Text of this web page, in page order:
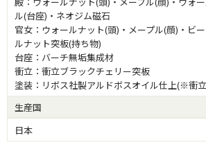
ル(台座)・ネオジム磁石
官女：ウォールナット(頭)・メープル(顔)・ビ
ルナット突板(持ち物)
台座：バーチ無垢集成材
衝立：衝立ブラックチェリー突板
塗装：リボス社製アルドボスオイル仕上(※衝
生産国
日本